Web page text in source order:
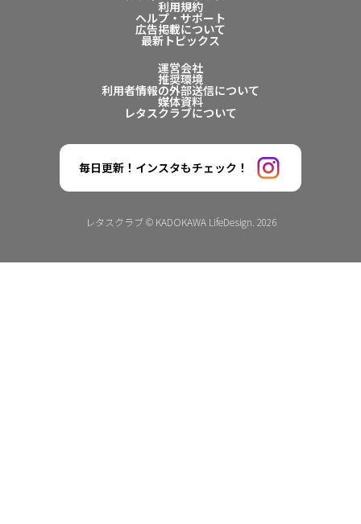
利用規約
ヘルプ・サポート
広告掲載について
最新トピックス
運営会社
推奨環境
利用者情報の外部送信について
媒体資料
レタスクラブについて
毎日更新！インスタもチェック！
レタスクラブ © KADOKAWA LifeDesign. 2026